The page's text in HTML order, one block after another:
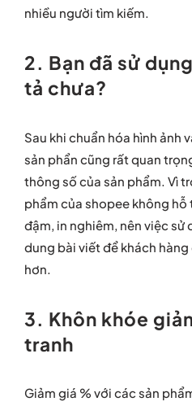
nhiều người tìm kiếm.
2. Bạn đã sử
tả chưa?
Sau khi chuẩn hóa hình ảnh
sản phẩn cũng rất quan
thông số của sản phẩm. Vì
phẩm của shopee không
đậm, in nghiêm, nên việc
dung bài viết để khách
hơn.
3. Khôn khóe
tranh
Giảm giá % với các sản